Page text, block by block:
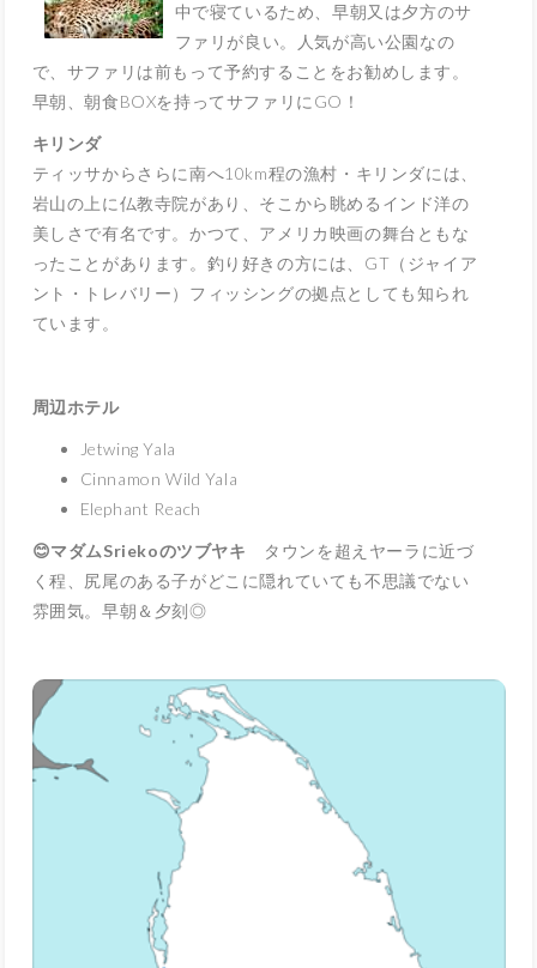
中で寝ているため、早朝又は夕方のサ
ファリが良い。人気が高い公園なの
で、サファリは前もって予約することをお勧めします。
早朝、朝食BOXを持ってサファリにGO！
キリンダ
ティッサからさらに南へ10km程の漁村・キリンダには、
岩山の上に仏教寺院があり、そこから眺めるインド洋の
美しさで有名です。かつて、アメリカ映画の舞台ともな
ったことがあります。釣り好きの方には、GT（ジャイア
ント・トレバリー）フィッシングの拠点としても知られ
ています。
周辺ホテル
Jetwing Yala
Cinnamon Wild Yala
Elephant Reach
😊マダムSriekoのツブヤキ タウンを超えヤーラに近づ
く程、尻尾のある子がどこに隠れていても不思議でない
雰囲気。早朝＆夕刻◎